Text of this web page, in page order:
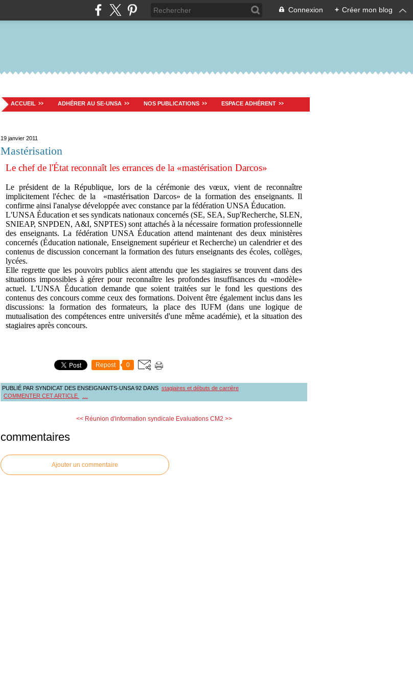
Connexion + Créer mon blog
ACCUEIL ADHÉRER AU SE-UNSA NOS PUBLICATIONS ESPACE ADHÉRENT
19 janvier 2011
Mastérisation
Le chef de l'État reconnaît les errances de la «mastérisation Darcos»
Le président de la République, lors de la cérémonie des vœux, vient de reconnaître
implicitement l'échec de la «mastérisation Darcos» de la formation des enseignants. Il
confirme ainsi l'analyse développée avec constance par la fédération UNSA Éducation.
L'UNSA Éducation et ses syndicats nationaux concernés (SE, SEA, Sup'Recherche, SI.EN,
SNIEAP, SNPDEN, A&I, SNPTES) sont attachés à la nécessaire formation professionnelle
des enseignants. La fédération UNSA Éducation attend maintenant des deux ministères
concernés (Éducation nationale, Enseignement supérieur et Recherche) un calendrier et des
contenus de discussion concernant la formation des futurs enseignants des écoles, collèges,
lycées.
Elle regrette que les pouvoirs publics aient attendu que les stagiaires se trouvent dans des
situations impossibles à gérer pour reconnaître les profondes insuffisances du «modèle»
actuel. L'UNSA Éducation demande que soient traitées sur le fond les questions des
contenus des concours comme ceux des formations. Doivent être également inclus dans les
discussions: la formation des formateurs, la place des IUFM (dans une logique de
mutualisation des compétences entre universités d'une même académie), et la situation des
stagiaires après concours.
Repost 0
PUBLIÉ PAR SYNDICAT DES ENSEIGNANTS-UNSA 92 DANS stagiaires et débuts de carrière
COMMENTER CET ARTICLE
<< Réunion d'information syndicale Evaluations CM2 >>
commentaires
Ajouter un commentaire